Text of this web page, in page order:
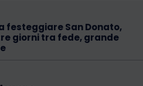
festeggiare San Donato,
giorni tra fede, grande